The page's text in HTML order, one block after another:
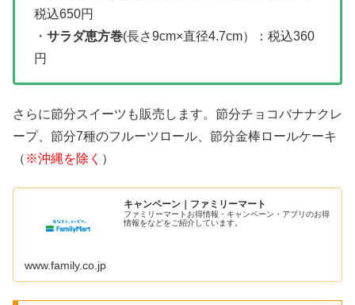
税込650円
・ サラダ恵方巻(長さ9cm×直径4.7cm）：税込360
円
さらに節分スイーツも販売します。節分チョコバナナクレ
ープ、節分7種のフルーツロール、節分金棒ロールケーキ
（ ※沖縄を除く ）
キャンペーン｜ファミリーマート
ファミリーマートお得情報・キャンペーン・アプリのお得
情報をなどをご紹介しています。
www.family.co.jp